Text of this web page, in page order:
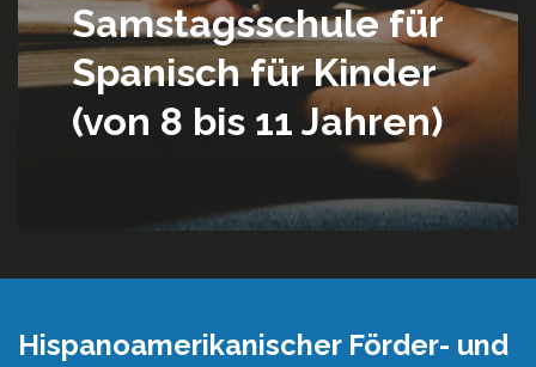
Samstagsschule für
Spanisch für Kinder
(von 8 bis 11 Jahren)
Hispanoamerikanischer Förder- und